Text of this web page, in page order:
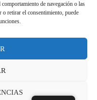
de navegación o las
retirar el consentimiento, puede